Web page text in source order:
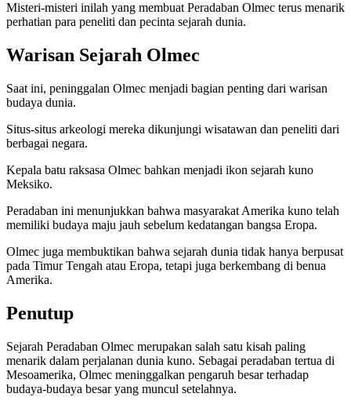
Misteri-misteri inilah yang membuat Peradaban Olmec terus menarik
perhatian para peneliti dan pecinta sejarah dunia.
Warisan Sejarah Olmec
Saat ini, peninggalan Olmec menjadi bagian penting dari warisan
budaya dunia.
Situs-situs arkeologi mereka dikunjungi wisatawan dan peneliti dari
berbagai negara.
Kepala batu raksasa Olmec bahkan menjadi ikon sejarah kuno
Meksiko.
Peradaban ini menunjukkan bahwa masyarakat Amerika kuno telah
memiliki budaya maju jauh sebelum kedatangan bangsa Eropa.
Olmec juga membuktikan bahwa sejarah dunia tidak hanya berpusat
pada Timur Tengah atau Eropa, tetapi juga berkembang di benua
Amerika.
Penutup
Sejarah Peradaban Olmec merupakan salah satu kisah paling
menarik dalam perjalanan dunia kuno. Sebagai peradaban tertua di
Mesoamerika, Olmec meninggalkan pengaruh besar terhadap
budaya-budaya besar yang muncul setelahnya.